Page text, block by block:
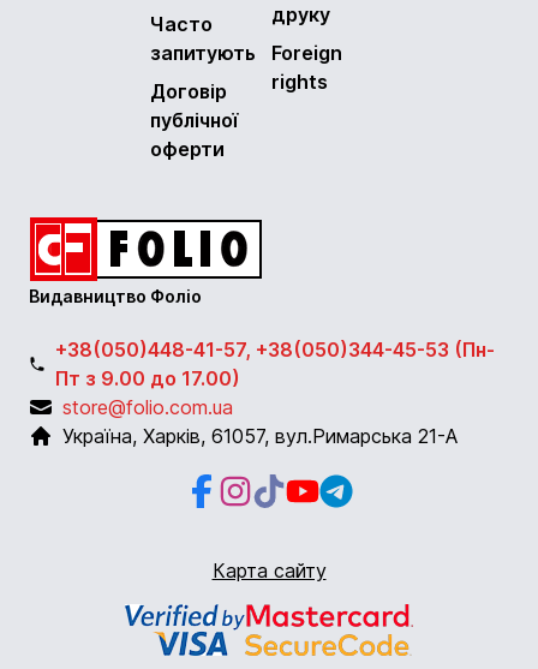
Часто
запитують
Договір
публічної
оферти
друку
Foreign
rights
Видавництво Фоліо
+38(050)448-41-57, +38(050)344-45-53 (Пн-
Пт з 9.00 до 17.00)
store@folio.com.ua
Україна, Харків, 61057, вул.Римарська 21-А
Facebook
Instagram
Instagram
YoutubeTelegram
Карта сайту